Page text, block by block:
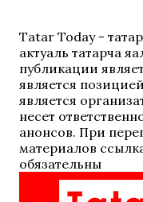
Tatar Today -
актуаль татарча
публикации
является
является
несет
анонсов. При
материалов
обязательны